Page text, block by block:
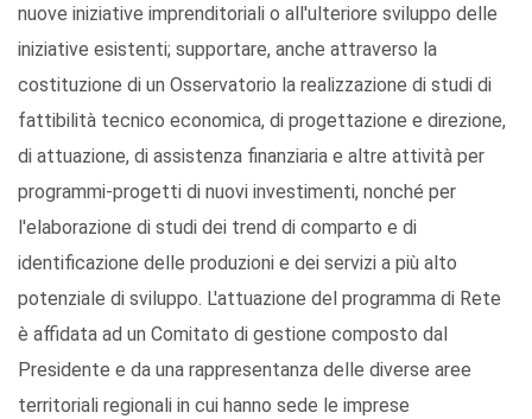
nuove iniziative imprenditoriali o all'ulteriore sviluppo delle
iniziative esistenti; supportare, anche attraverso la
costituzione di un Osservatorio la realizzazione di studi di
fattibilità tecnico economica, di progettazione e direzione,
di attuazione, di assistenza finanziaria e altre attività per
programmi-progetti di nuovi investimenti, nonché per
l'elaborazione di studi dei trend di comparto e di
identificazione delle produzioni e dei servizi a più alto
potenziale di sviluppo. L'attuazione del programma di Rete
è affidata ad un Comitato di gestione composto dal
Presidente e da una rappresentanza delle diverse aree
territoriali regionali in cui hanno sede le imprese